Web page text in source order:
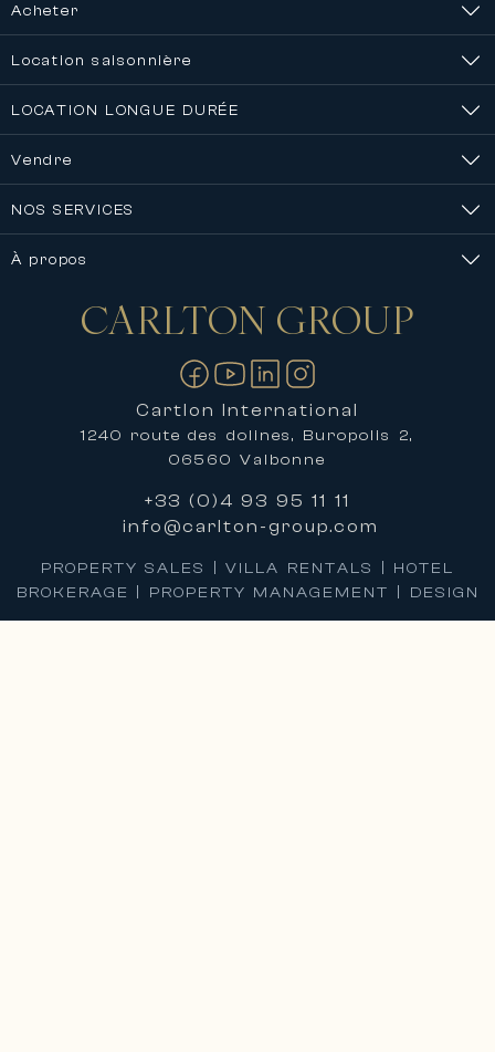
Acheter
Location saisonnière
LOCATION LONGUE DURÉE
Vendre
NOS SERVICES
À propos
Nous contacterCARLTON GROUP
Cartlon International
1240 route des dolines, Buropolis 2,
06560 Valbonne
+33 (0)4 93 95 11 11
info@carlton-group.com
PROPERTY SALES | VILLA RENTALS | HOTEL
BROKERAGE | PROPERTY MANAGEMENT | DESIGN